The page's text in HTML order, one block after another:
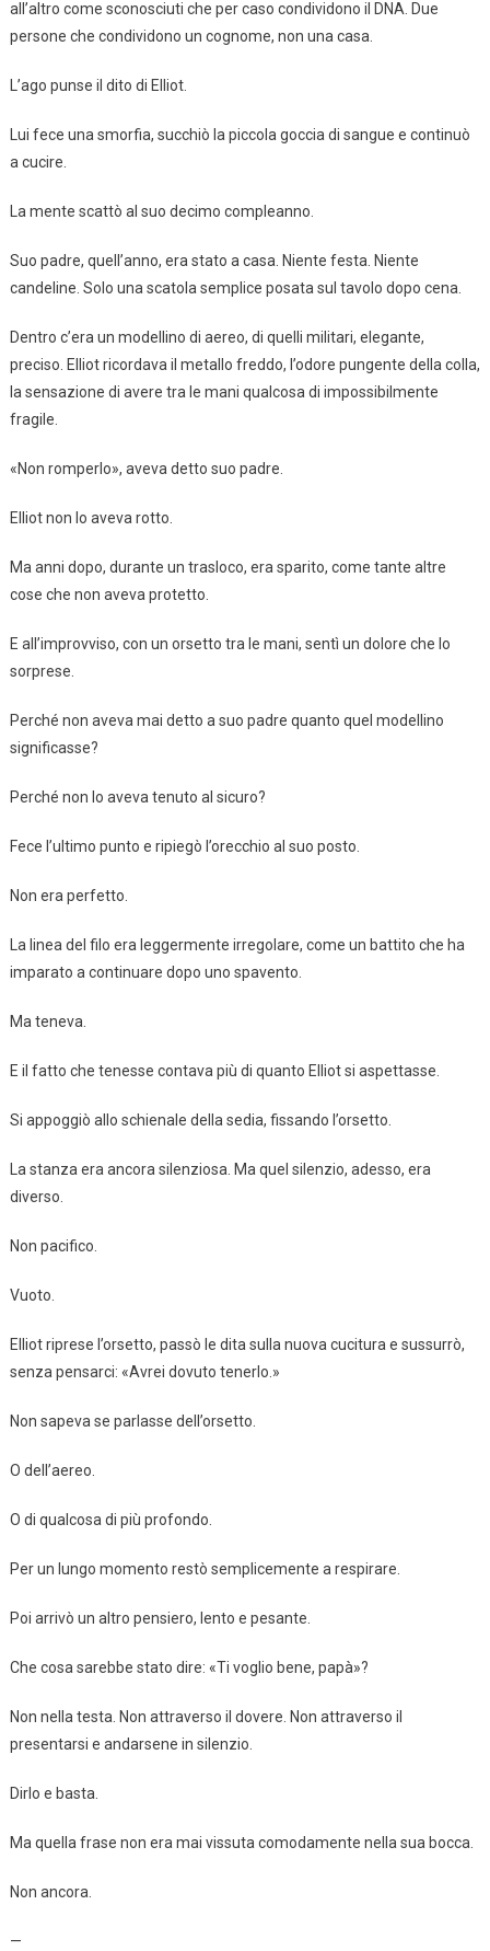
all’altro come sconosciuti che per caso condividono il DNA. Due
persone che condividono un cognome, non una casa.
L’ago punse il dito di Elliot.
Lui fece una smorfia, succhiò la piccola goccia di sangue e continuò
a cucire.
La mente scattò al suo decimo compleanno.
Suo padre, quell’anno, era stato a casa. Niente festa. Niente
candeline. Solo una scatola semplice posata sul tavolo dopo cena.
Dentro c’era un modellino di aereo, di quelli militari, elegante,
preciso. Elliot ricordava il metallo freddo, l’odore pungente della colla,
la sensazione di avere tra le mani qualcosa di impossibilmente
fragile.
«Non romperlo», aveva detto suo padre.
Elliot non lo aveva rotto.
Ma anni dopo, durante un trasloco, era sparito, come tante altre
cose che non aveva protetto.
E all’improvviso, con un orsetto tra le mani, sentì un dolore che lo
sorprese.
Perché non aveva mai detto a suo padre quanto quel modellino
significasse?
Perché non lo aveva tenuto al sicuro?
Fece l’ultimo punto e ripiegò l’orecchio al suo posto.
Non era perfetto.
La linea del filo era leggermente irregolare, come un battito che ha
imparato a continuare dopo uno spavento.
Ma teneva.
E il fatto che tenesse contava più di quanto Elliot si aspettasse.
Si appoggiò allo schienale della sedia, fissando l’orsetto.
La stanza era ancora silenziosa. Ma quel silenzio, adesso, era
diverso.
Non pacifico.
Vuoto.
Elliot riprese l’orsetto, passò le dita sulla nuova cucitura e sussurrò,
senza pensarci: «Avrei dovuto tenerlo.»
Non sapeva se parlasse dell’orsetto.
O dell’aereo.
O di qualcosa di più profondo.
Per un lungo momento restò semplicemente a respirare.
Poi arrivò un altro pensiero, lento e pesante.
Che cosa sarebbe stato dire: «Ti voglio bene, papà»?
Non nella testa. Non attraverso il dovere. Non attraverso il
presentarsi e andarsene in silenzio.
Dirlo e basta.
Ma quella frase non era mai vissuta comodamente nella sua bocca.
Non ancora.
—